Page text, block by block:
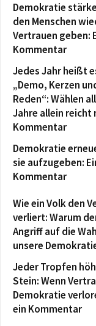
Demokratie
den Menschen
Vertrauen geben:
Kommentar
Jedes Jahr heißt
„Demo, Kerzen
Reden“: Wählen
Jahre allein reicht
Kommentar
Demokratie
sie aufzugeben:
Kommentar
Wie ein Volk den
verliert: Warum
Angriff auf die
unsere
Jeder Tropfen
Stein: Wenn
Demokratie
ein Kommentar